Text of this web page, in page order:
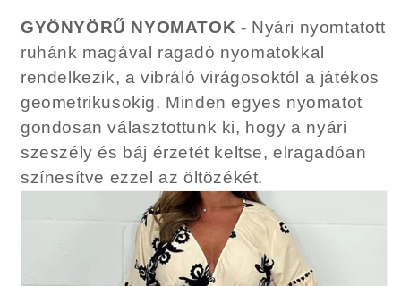
GYÖNYÖRŰ NYOMATOK - Nyári nyomtatott
ruhánk magával ragadó nyomatokkal
rendelkezik, a vibráló virágosoktól a játékos
geometrikusokig. Minden egyes nyomatot
gondosan választottunk ki, hogy a nyári
szeszély és báj érzetét keltse, elragadóan
színesítve ezzel az öltözékét.